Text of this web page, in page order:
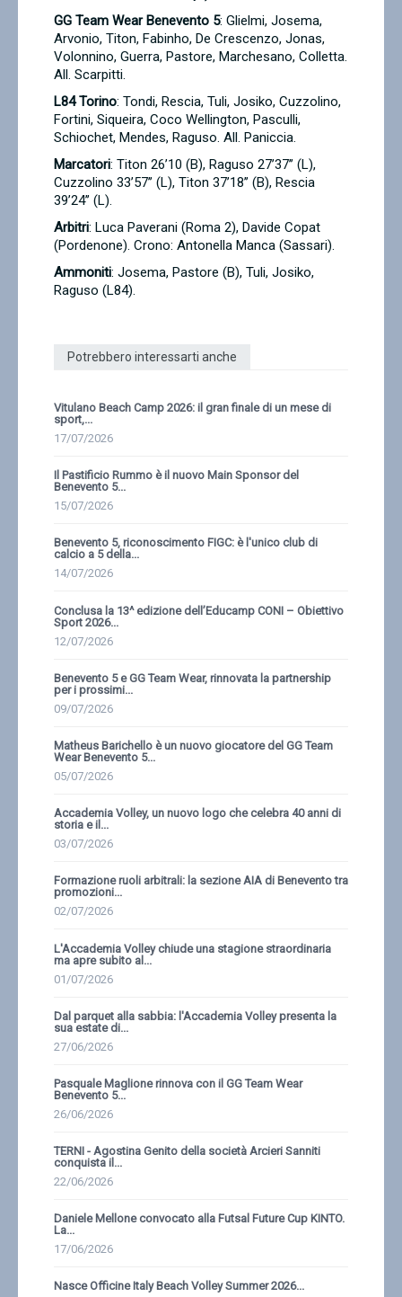
GG Team Wear Benevento 5: Glielmi, Josema,
Arvonio, Titon, Fabinho, De Crescenzo, Jonas,
Volonnino, Guerra, Pastore, Marchesano, Colletta.
All. Scarpitti.
L84 Torino: Tondi, Rescia, Tuli, Josiko, Cuzzolino,
Fortini, Siqueira, Coco Wellington, Pasculli,
Schiochet, Mendes, Raguso. All. Paniccia.
Marcatori: Titon 26’10 (B), Raguso 27’37’’ (L),
Cuzzolino 33’57’’ (L), Titon 37’18’’ (B), Rescia
39’24’’ (L).
Arbitri: Luca Paverani (Roma 2), Davide Copat
(Pordenone). Crono: Antonella Manca (Sassari).
Ammoniti: Josema, Pastore (B), Tuli, Josiko,
Raguso (L84).
Potrebbero interessarti anche
Vitulano Beach Camp 2026: il gran finale di un mese di
sport,...
17/07/2026
Il Pastificio Rummo è il nuovo Main Sponsor del
Benevento 5...
15/07/2026
Benevento 5, riconoscimento FIGC: è l'unico club di
calcio a 5 della...
14/07/2026
Conclusa la 13^ edizione dell’Educamp CONI – Obiettivo
Sport 2026...
12/07/2026
Benevento 5 e GG Team Wear, rinnovata la partnership
per i prossimi...
09/07/2026
Matheus Barichello è un nuovo giocatore del GG Team
Wear Benevento 5...
05/07/2026
Accademia Volley, un nuovo logo che celebra 40 anni di
storia e il...
03/07/2026
Formazione ruoli arbitrali: la sezione AIA di Benevento tra
promozioni...
02/07/2026
L'Accademia Volley chiude una stagione straordinaria
ma apre subito al...
01/07/2026
Dal parquet alla sabbia: l'Accademia Volley presenta la
sua estate di...
27/06/2026
Pasquale Maglione rinnova con il GG Team Wear
Benevento 5...
26/06/2026
TERNI - Agostina Genito della società Arcieri Sanniti
conquista il...
22/06/2026
Daniele Mellone convocato alla Futsal Future Cup KINTO.
La...
17/06/2026
Nasce Officine Italy Beach Volley Summer 2026...